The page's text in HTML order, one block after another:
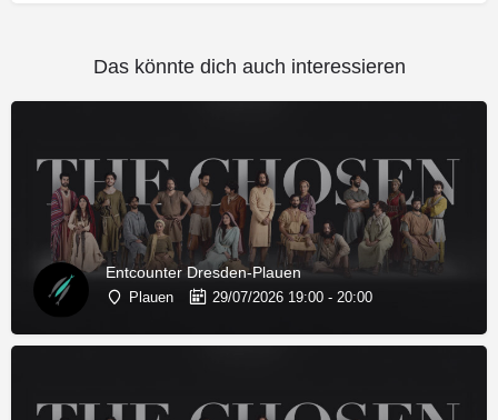
Das könnte dich auch interessieren
Entcounter Dresden-Plauen
Plauen 29/07/2026 19:00 - 20:00